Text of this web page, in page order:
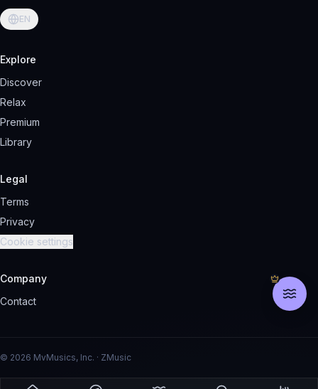
EN
Explore
Discover
Relax
Premium
Library
Legal
Terms
Privacy
Cookie settings
Company
Contact
© 2026 MvMusics, Inc. · ZMusic